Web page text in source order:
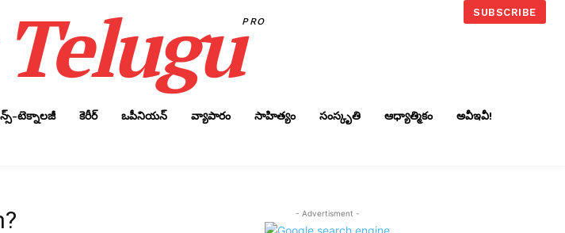
PRO
SUBSCRIBE
టెక్నాలజీ కెరీర్‌ ఒపీనియన్‌ వ్యాపారం సాహిత్యం సంస్కృతి ఆధ్యాత్మికం అవీఇవీ!
- Advertisment -